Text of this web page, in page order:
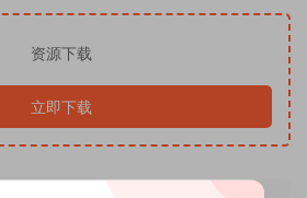
资源下载
立即下载